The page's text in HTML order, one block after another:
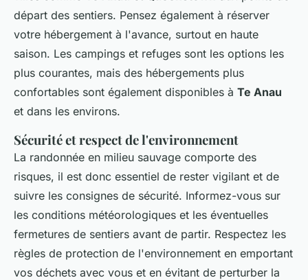
départ des sentiers. Pensez également à réserver
votre hébergement à l'avance, surtout en haute
saison. Les campings et refuges sont les options les
plus courantes, mais des hébergements plus
confortables sont également disponibles à Te Anau
et dans les environs.
Sécurité et respect de l'environnement
La randonnée en milieu sauvage comporte des
risques, il est donc essentiel de rester vigilant et de
suivre les consignes de sécurité. Informez-vous sur
les conditions météorologiques et les éventuelles
fermetures de sentiers avant de partir. Respectez les
règles de protection de l'environnement en emportant
vos déchets avec vous et en évitant de perturber la